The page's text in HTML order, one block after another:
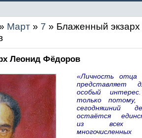
Март » 7 » Блаженный экзарх
Леонид Фёдоров
«Личность отца
представляет
особый
только
сегодняшний
остаётся
из всех
многочисленных